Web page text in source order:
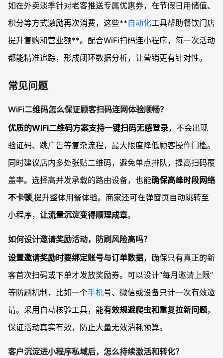
如在外卖淡季针对老客推送专属优惠券，在节假日用储值、
积分等方式激励再次消费，这些**自动化工具帮助餐饮门店
提升复购和营业额**。配合WiFi扫码连小程序，每一次活动
都能精准追踪，形成闭环数据分析，让营销更有针对性。
常见问题
WiFi二维码怎么保证顾客扫码连网体验顺畅？
优质的WiFi二维码方案支持一键扫码无感登录，不会出现
验证码、跳广告等复杂流程，最大限度降低顾客操作门槛。
同时建议店内多处张贴二维码，避免单点排队，提高扫码覆
盖率。选择高并发承载的路由设备，也能确保高峰时段网络
不卡顿,提升整体用餐体验。商家还可在弹窗页自动跳转至
小程序， 让流量沉淀变得顺理成章。
如何设计邀请奖励活动，防刷风险高吗？
设置邀请奖励时要绑定账号与订单数据，确保只有真正的新
客首次扫码或下单才发放奖励券。可以设计“每月邀请上限”
等防刷机制，比如一个手机号、微信或设备只计一次有效邀
请。采用自动核验工具，能有效规避爬虫和重复拉新问题，
保证活动真实有效，防止大量无效消耗预算。
客户沉淀进小程序私域后，怎么持续激活和转化？